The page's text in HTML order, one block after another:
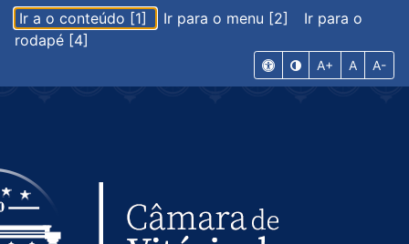
Ir a o conteúdo [1] Ir para o menu [2]
Ir para o
rodapé [4]
A+ A A-